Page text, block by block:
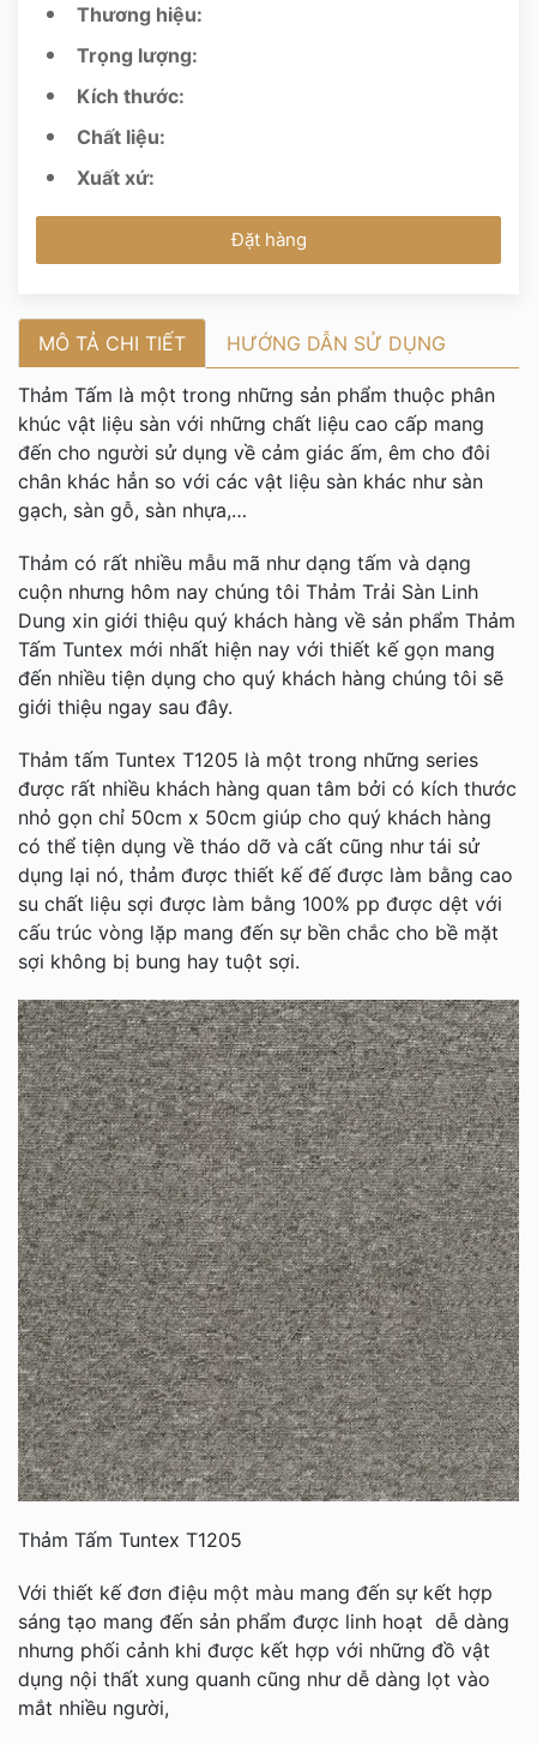
Thương hiệu:
Trọng lượng:
Kích thước:
Chất liệu:
Xuất xứ:
Đặt hàng
MÔ TẢ CHI TIẾT HƯỚNG DẪN SỬ DỤNG
Thảm Tấm là một trong những sản phẩm thuộc phân
khúc vật liệu sàn với những chất liệu cao cấp mang
đến cho người sử dụng về cảm giác ấm, êm cho đôi
chân khác hẳn so với các vật liệu sàn khác như sàn
gạch, sàn gỗ, sàn nhựa,…
Thảm có rất nhiều mẫu mã như dạng tấm và dạng
cuộn nhưng hôm nay chúng tôi Thảm Trải Sàn Linh
Dung xin giới thiệu quý khách hàng về sản phẩm Thảm
Tấm Tuntex mới nhất hiện nay với thiết kế gọn mang
đến nhiều tiện dụng cho quý khách hàng chúng tôi sẽ
giới thiệu ngay sau đây.
Thảm tấm Tuntex T1205 là một trong những series
được rất nhiều khách hàng quan tâm bởi có kích thước
nhỏ gọn chỉ 50cm x 50cm giúp cho quý khách hàng
có thể tiện dụng về tháo dỡ và cất cũng như tái sử
dụng lại nó, thảm được thiết kế đế được làm bằng cao
su chất liệu sợi được làm bằng 100% pp được dệt với
cấu trúc vòng lặp mang đến sự bền chắc cho bề mặt
sợi không bị bung hay tuột sợi.
Thảm Tấm Tuntex T1205
Với thiết kế đơn điệu một màu mang đến sự kết hợp
sáng tạo mang đến sản phẩm được linh hoạt dễ dàng
nhưng phối cảnh khi được kết hợp với những đồ vật
dụng nội thất xung quanh cũng như dễ dàng lọt vào
mắt nhiều người,